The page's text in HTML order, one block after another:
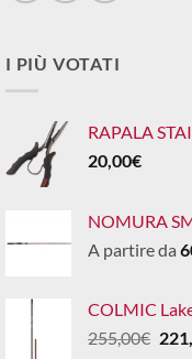
I PIÙ VOTATI
RAPALA
20,00€
NOMURA
A partire da
COLMIC
255,00€ Il